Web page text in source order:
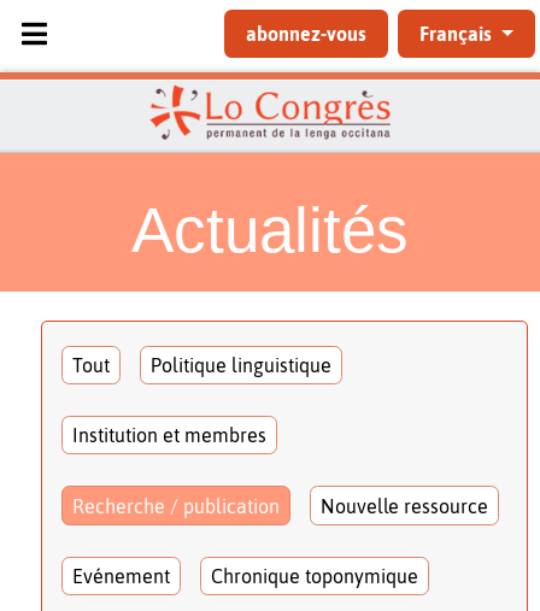
Sélectionnez votre langue
abonnez-vous Français
Actualités
Tout Politique linguistique
Institution et membres
Recherche / publication Nouvelle ressource
Evénement Chronique toponymique